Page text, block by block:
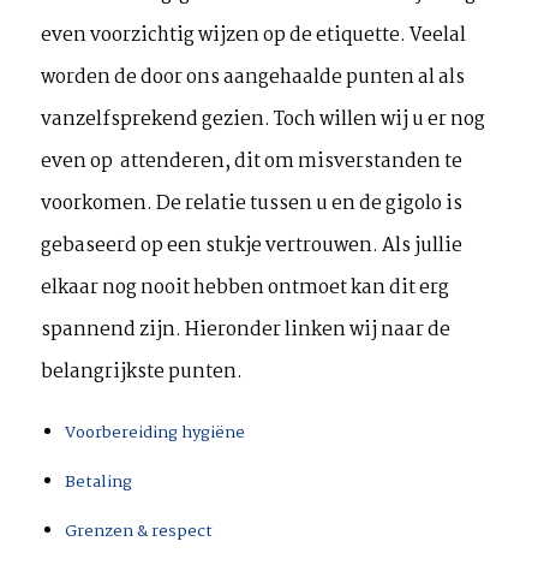
even voorzichtig wijzen op de etiquette. Veelal
worden de door ons aangehaalde punten al als
vanzelfsprekend gezien. Toch willen wij u er nog
even op attenderen, dit om misverstanden te
voorkomen. De relatie tussen u en de gigolo is
gebaseerd op een stukje vertrouwen. Als jullie
elkaar nog nooit hebben ontmoet kan dit erg
spannend zijn. Hieronder linken wij naar de
belangrijkste punten.
Voorbereiding hygiëne
Betaling
Grenzen & respect